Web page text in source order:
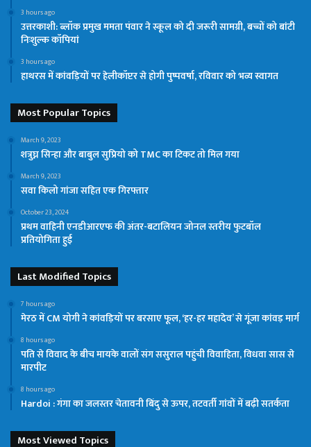
3 hours ago
उत्तरकाशी: ब्लॉक प्रमुख ममता पंवार ने स्कूल को दी जरूरी सामग्री, बच्चों को बांटी
निःशुल्क कॉपियां
3 hours ago
हाथरस में कांवड़ियों पर हेलीकॉप्टर से होगी पुष्पवर्षा, रविवार को भव्य स्वागत
Most Popular Topics
March 9, 2023
शत्रुघ्न सिन्हा और बाबुल सुप्रियो को TMC का टिकट तो मिल गया
March 9, 2023
सवा किलो गांजा सहित एक गिरफ्तार
October 23, 2024
प्रथम वाहिनी एनडीआरएफ की अंतर-बटालियन जोनल स्तरीय फुटबॉल
प्रतियोगिता हुई
Last Modified Topics
7 hours ago
मेरठ में CM योगी ने कांवड़ियों पर बरसाए फूल, ‘हर-हर महादेव’ से गूंजा कांवड़ मार्ग
8 hours ago
पति से विवाद के बीच मायके वालों संग ससुराल पहुंची विवाहिता, विधवा सास से
मारपीट
8 hours ago
Hardoi : गंगा का जलस्तर चेतावनी बिंदु से ऊपर, तटवर्ती गांवों में बढ़ी सतर्कता
Most Viewed Topics